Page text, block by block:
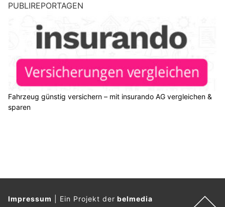
PUBLIREPORTAGEN
Fahrzeug günstig versichern – mit insurando AG vergleichen &
sparen
Impressum Ein Projekt derbelmedia